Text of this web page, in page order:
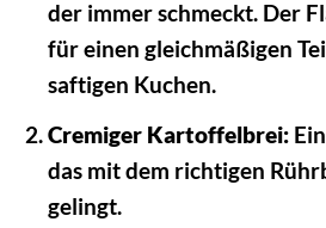
der immer schmeckt. Der
für einen gleichmäßigen
saftigen Kuchen.
Cremiger Kartoffelbrei:
das mit dem richtigen
gelingt.